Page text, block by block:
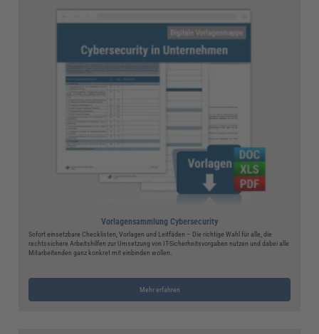
Vorlagensammlung Cybersecurity
Sofort einsetzbare Checklisten, Vorlagen und Leitfäden – Die richtige Wahl für alle, die
rechtssichere Arbeitshilfen zur Umsetzung von IT-Sicherheitsvorgaben nutzen und dabei alle
Mitarbeitenden ganz konkret mit einbinden wollen.
Mehr erfahren